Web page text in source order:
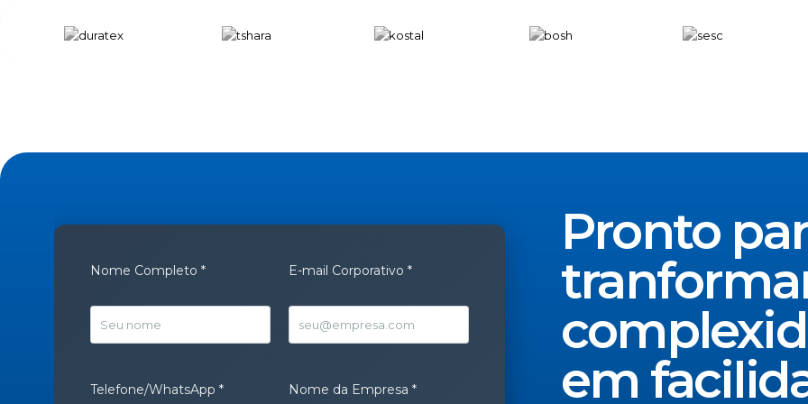
Nome Completo * E-mail Corporativo *
Telefone/WhatsApp * Nome da Empresa *
Pronto
em